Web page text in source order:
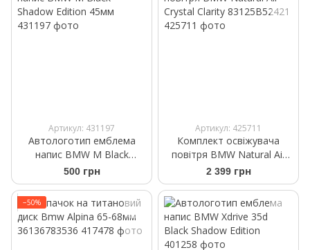
Артикул: 431197
Автологотип емблема
напис BMW M Black
Shadow Edition 45мм
500 грн
Артикул: 425711
Комплект освіжувача
повітря BMW Natural Air
Crystal Clarity 83125B52421
2 399 грн
−50%